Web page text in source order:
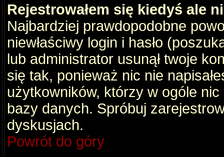
Rejestrowałem się kiedyś ale
Najbardziej prawdopodobne
niewłaściwy login i hasło
lub administrator usunął twoje
się tak, ponieważ nic nie
użytkowników, którzy w ogóle
bazy danych. Spróbuj
dyskusjach.
Powrót do góry